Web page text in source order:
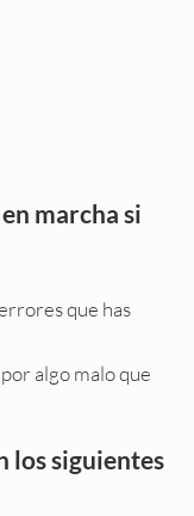
marcha si
que has
algo malo que
los siguientes